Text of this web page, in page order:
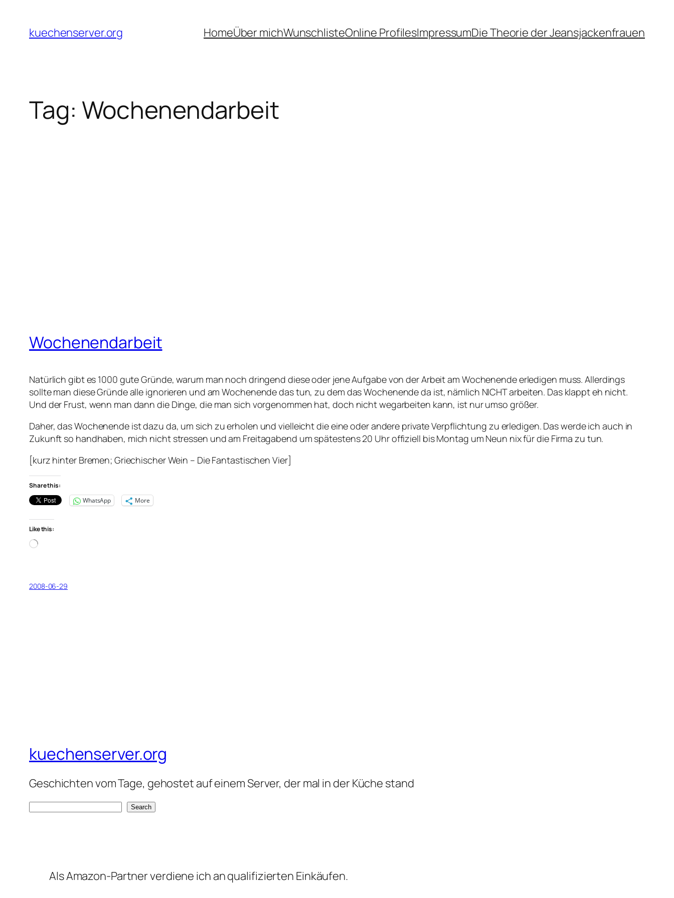
content
kuechenserver.org HomeÜber michWunschlisteOnline ProfilesImpressumDie Theorie der Jeansjackenfrauen
Tag: Wochenendarbeit
Wochenendarbeit
Natürlich gibt es 1000 gute Gründe, warum man noch dringend diese oder jene Aufgabe von der Arbeit am Wochenende erledigen muss. Allerdings
sollte man diese Gründe alle ignorieren und am Wochenende das tun, zu dem das Wochenende da ist, nämlich NICHT arbeiten. Das klappt eh nicht.
Und der Frust, wenn man dann die Dinge, die man sich vorgenommen hat, doch nicht wegarbeiten kann, ist nur umso größer.
Daher, das Wochenende ist dazu da, um sich zu erholen und vielleicht die eine oder andere private Verpflichtung zu erledigen. Das werde ich auch in
Zukunft so handhaben, mich nicht stressen und am Freitagabend um spätestens 20 Uhr offiziell bis Montag um Neun nix für die Firma zu tun.
[kurz hinter Bremen; Griechischer Wein – Die Fantastischen Vier]
Share this:
WhatsApp
More
Like this:
Loading…
2008-06-29
kuechenserver.org
Geschichten vom Tage, gehostet auf einem Server, der mal in der Küche stand
S
Search
Als Amazon-Partner verdiene ich an qualifizierten Einkäufen.